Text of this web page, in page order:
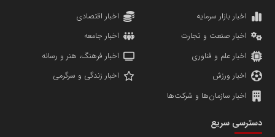
دانشگاه سئوی ایران
تامین آهن اسفنجی تولیدکنندگان فولاد در کشور
مریم حاج نوروز نظری
اخبار بازار سرمایه
اخبار اقتصادی
اخبار صنعت و تجارت
اخبار جامعه
اخبار علم و فناوری
اخبار فرهنگ، هنر و رسانه
اخبار ورزش
اخبار زندگی و سرگرمی
اخبار سازمان‌ها و شرکت‌ها
دسترسی سریع